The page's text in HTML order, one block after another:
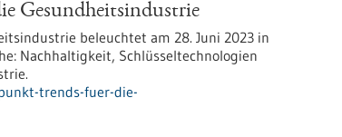
Gesundheitsindustrie
beleuchtet am 28. Juni 2023 in
Nachhaltigkeit, Schlüsseltechnologien
trends-fuer-die-